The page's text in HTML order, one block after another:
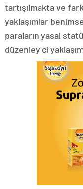
tartışılmakta ve
yaklaşımlar
paraların yasal
düzenleyici